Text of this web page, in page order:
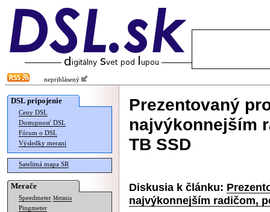
neprihlásený
DSL pripojenie
Ceny DSL
Dostupnosť DSL
Fórum o DSL
Výsledky meraní
Satelitná mapa SR
Merače
Speedmeter Merania
Pingmeter
Prezentovaný
najvýkonnejším
TB SSD
Diskusia k článku:
najvýkonnejším radičom,